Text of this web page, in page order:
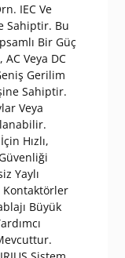
IEC Ve
Sahiptir. Bu
Bir Güç
Veya DC
Gerilim
Sahiptir.
Veya
Hızlı,
Yaylı
Kontaktörler
Büyük